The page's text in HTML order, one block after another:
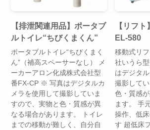
【排泄関連用品】ポータブ
ルトイレ“ちびくまくん”
ポータブルトイレ“ちびくまく
ん”（補高スペーサーなし） メ
ーカーアロン化成株式会社型
番FX-CP ※ 写真はデジタルカ
メラを使用して撮影していま
すので、実物と色・質感が異
なる場合があります。 トイレ
までの移動が難しく、自分自
【リフ
EL-580
移動式リ
社いうら
はデジタ
撮影して
色・質感
ます。 手
操作、低
す 超低床